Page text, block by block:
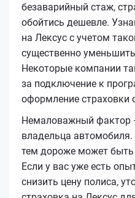
безаварийный стаж,
обойтись дешевле.
на Лексус с учетом
существенно
Некоторые компании
за подключение к
оформление страховки
Немаловажный фактор
владельца
тем дороже может быть
Если у вас уже есть
снизить цену полиса,